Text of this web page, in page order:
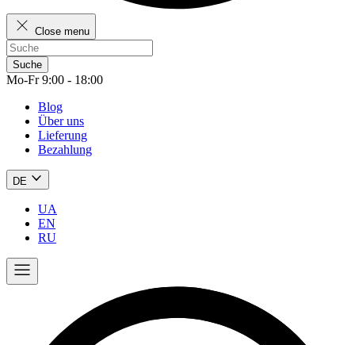
Close menu
Suche
Mo-Fr 9:00 - 18:00
Blog
Über uns
Lieferung
Bezahlung
DE
UA
EN
RU